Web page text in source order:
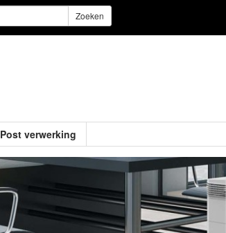
Zoeken
Post verwerking